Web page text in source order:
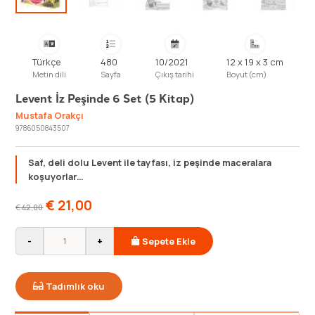
Türkçe
Metin dili
480
Sayfa
10/2021
Çıkış tarihi
12 x 19 x 3 cm
Boyut (cm)
Levent İz Peşinde 6 Set (5 Kitap)
Mustafa Orakçı
9786050843507
Saf, deli dolu Levent ile tayfası, iz peşinde maceralara
koşuyorlar…
€42,00 € 21,00
- + Sepete Ekle
Tadımlık oku